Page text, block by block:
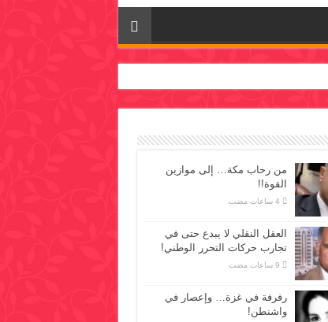
من رحاب مكة… إلى موازين
القوة!!
العقل النقلي لا يبدع حتى في
تجارب حركات التحرر الوطني!
رفرفة في غزة… وإعصار في
واشنطن!